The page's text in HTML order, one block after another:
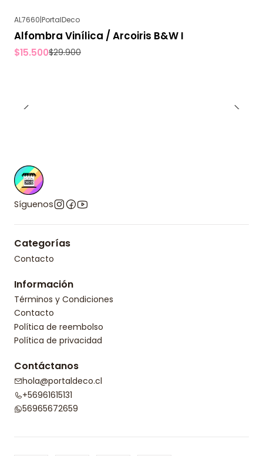
AL7660|PortalDeco
Alfombra Vinílica / Arcoiris B&W I
$15.500$29.900
Síguenos
Categorías
Contacto
Información
Términos y Condiciones
Contacto
Política de reembolso
Política de privacidad
Contáctanos
hola@portaldeco.cl
+56961615131
56965672659